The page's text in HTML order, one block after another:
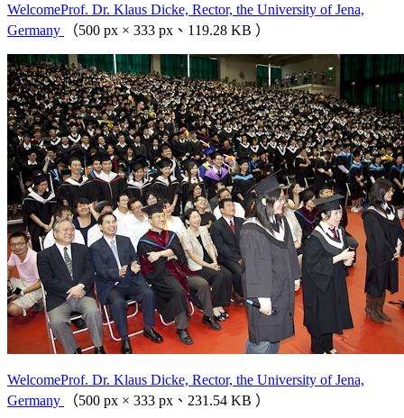
WelcomeProf. Dr. Klaus Dicke, Rector, the University of Jena,
Germany
（500 px × 333 px、119.28 KB ）
WelcomeProf. Dr. Klaus Dicke, Rector, the University of Jena,
Germany
（500 px × 333 px、231.54 KB ）